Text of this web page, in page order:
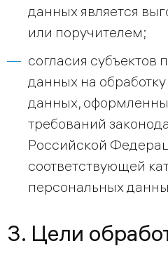
данных является
или поручителем;
согласия субъектов
данных на
данных,
требований
Российской
соответствующей
персональных
3. Цели